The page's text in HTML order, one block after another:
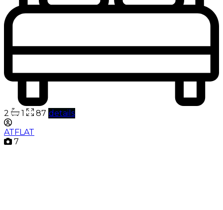
2 1 87 details
ATFLAT
7